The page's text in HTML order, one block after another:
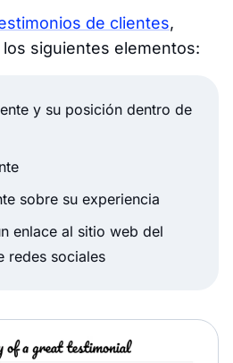
de clientes,
siguientes elementos:
y su posición dentro de
sobre su experiencia
enlace al sitio web del
redes sociales